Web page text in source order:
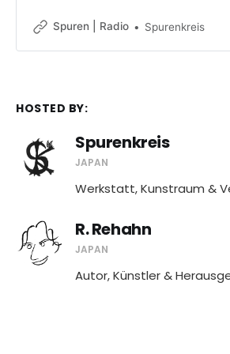
mp3Spuren | Radio Spurenkreis
HOSTED BY:
Spurenkreis
JAPAN
Werkstatt, Kunstraum &
R. Rehahn
JAPAN
Autor, Künstler &